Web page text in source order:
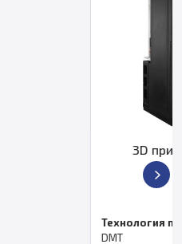
3D принтер InssTek MX-